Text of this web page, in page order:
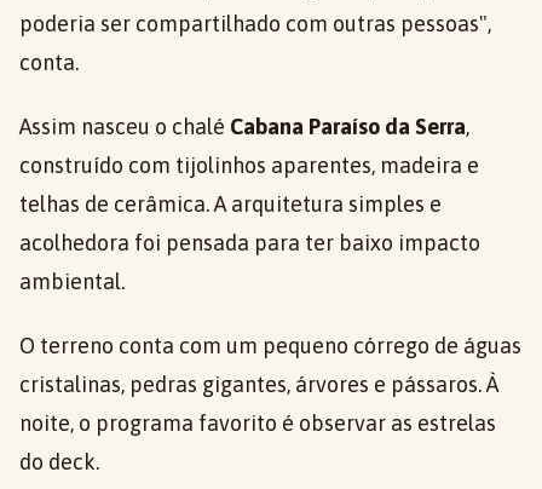
poderia ser compartilhado com outras pessoas",
conta.
Assim nasceu o chalé Cabana Paraíso da Serra,
construído com tijolinhos aparentes, madeira e
telhas de cerâmica. A arquitetura simples e
acolhedora foi pensada para ter baixo impacto
ambiental.
O terreno conta com um pequeno córrego de águas
cristalinas, pedras gigantes, árvores e pássaros. À
noite, o programa favorito é observar as estrelas
do deck.